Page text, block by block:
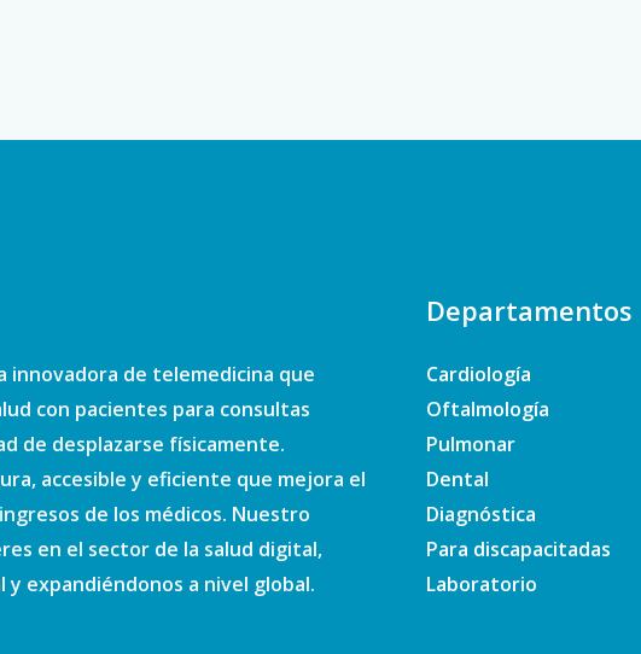
innovadora de telemedicina que
con pacientes para consultas
de desplazarse físicamente.
accesible y eficiente que mejora el
de los médicos. Nuestro
en el sector de la salud digital,
y expandiéndonos a nivel global.
Departamentos
Cardiología
Oftalmología
Pulmonar
Dental
Diagnóstica
Para discapacitadas
Laboratorio